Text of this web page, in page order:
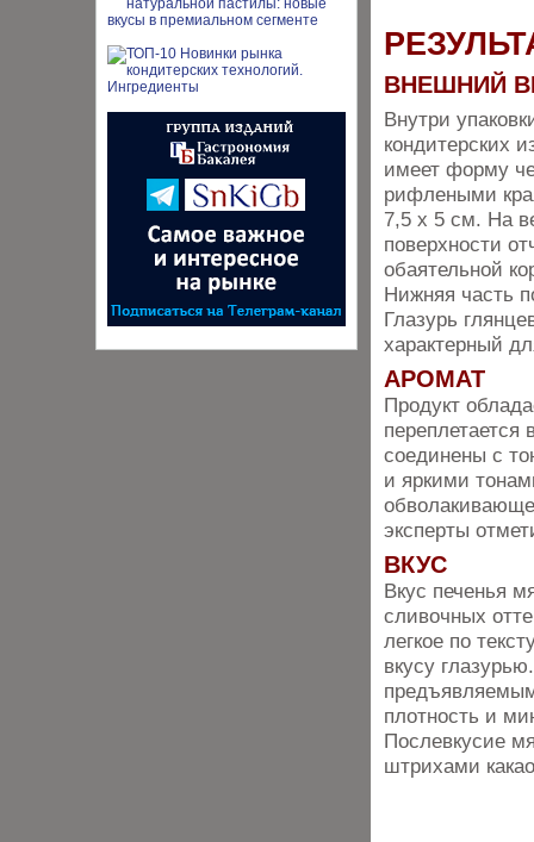
ВНЕШНИЙ
Внутри
кондитерских
имеет форму
рифлеными
7,5 х 5 см. На
поверхности
обаятельной
Нижняя часть
Глазурь
характерный
АРОМАТ
Продукт
переплетается
соединены с
и яркими
эксперты
ВКУС
Вкус печенья
сливочных
легкое по
вкусу
плотность и
Послевкусие
штрихами